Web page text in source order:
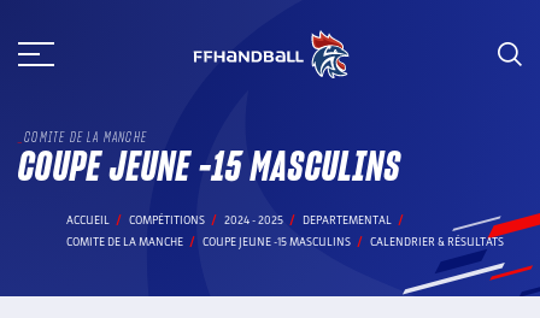
au
COMITE DE LA MANCHE
COUPE JEUNE -15 MASCULINS
ACCUEIL COMPÉTITIONS 2024 - 2025
DEPARTEMENTAL
COMITE DE LA MANCHE
COUPE JEUNE -15 MASCULINS CALENDRIER & RÉSULTATS